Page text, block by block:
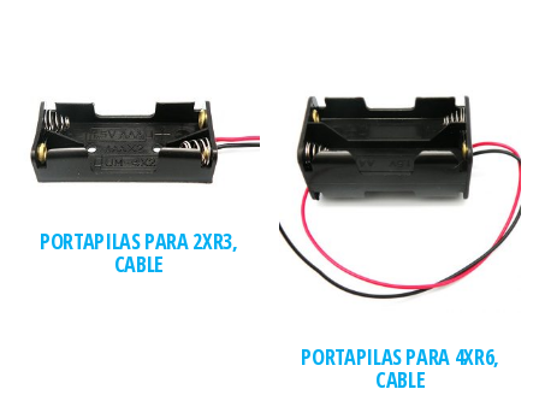
PORTAPILAS PARA 2XR3,
CABLE
PORTAPILAS PARA 4XR6,
CABLE